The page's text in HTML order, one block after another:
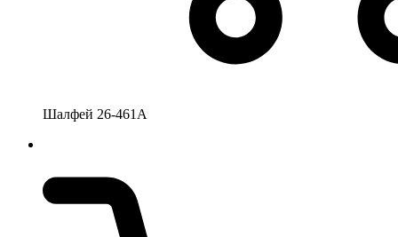
Шалфей 26-461А